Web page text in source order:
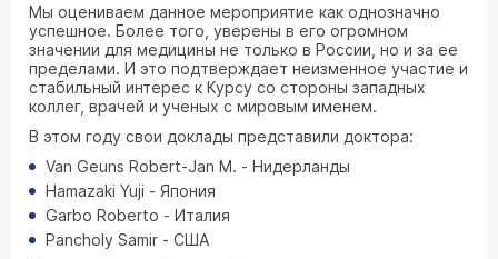
Мы оцениваем данное мероприятие как однозначно
успешное. Более того, уверены в его огромном
значении для медицины не только в России, но и за ее
пределами. И это подтверждает неизменное участие и
стабильный интерес к Курсу со стороны западных
коллег, врачей и ученых с мировым именем.
В этом году свои доклады представили доктора:
Van Geuns Robert-Jan M. - Нидерланды
Hamazaki Yuji - Япония
Garbo Roberto - Италия
Pancholy Samir - США